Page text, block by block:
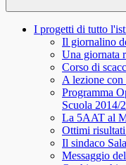
I progetti di tutto
Il giornalino
Una giornata
Corso di
A lezione
Programma
Scuola 2014/
La 5AAT al
Ottimi
Il sindaco
Messaggio